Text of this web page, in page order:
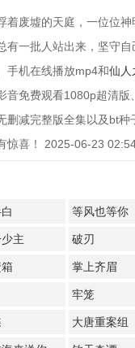
着废墟的天庭，一位位
有一批人站出来，坚守
手机在线播放mp4和仙人
音免费观看1080p超清版
删减完整版全集以及bt
惊喜！ 2025-06-23
等风也等你
主 破刃
掌上齐眉
牢笼
大唐重案组